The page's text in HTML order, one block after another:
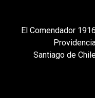
El Comendador 1916
Santiago de